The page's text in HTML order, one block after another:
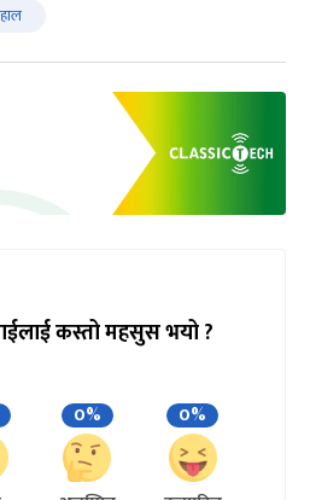
कस्तो महसुस भयो ?
0% 0%